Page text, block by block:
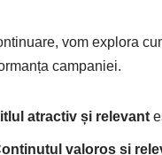
vom explora
campaniei.
atractiv și relevant
valoros și